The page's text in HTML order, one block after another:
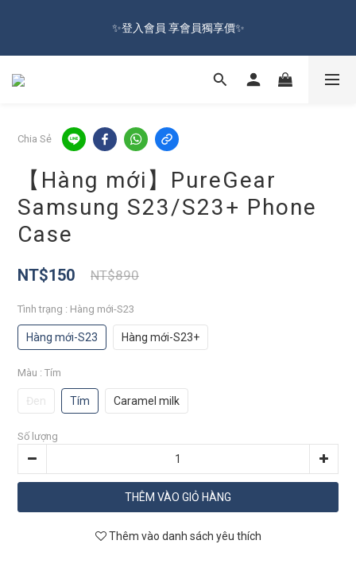
NTD  🚛
✨登入會員 享會員獨享價✨
✅訂閱訂單通知 進度及時掌握
🔥Đăng kí hội viên tặng ngay 100 NTD ưu đãi🔥Freeship từ 599
NTD  🚛
Chia Sẻ
【Hàng mới】PureGear
Samsung S23/S23+ Phone
Case
NT$150 NT$890
Tình trạng : Hàng mới-S23
Hàng mới-S23 Hàng mới-S23+
Màu : Tím
Đen Tím Caramel milk
Số lượng
THÊM VÀO GIỎ HÀNG
Thêm vào danh sách yêu thích